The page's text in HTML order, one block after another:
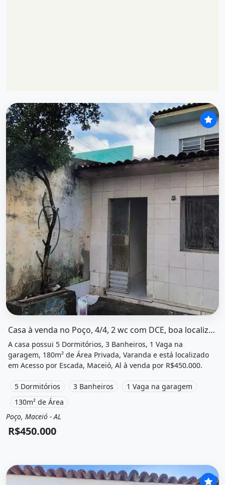
Casa à venda no Poço, 4/4, 2 wc com DCE, boa localização
A casa possui 5 Dormitórios, 3 Banheiros, 1 Vaga na
garagem, 180m² de Área Privada, Varanda e está localizado
em Acesso por Escada, Maceió, Al à venda por R$450.000.
5 Dormitórios 3 Banheiros
1 Vaga na garagem
130m² de Área
Venda
Casa
Poço, Maceió - AL
R$450.000